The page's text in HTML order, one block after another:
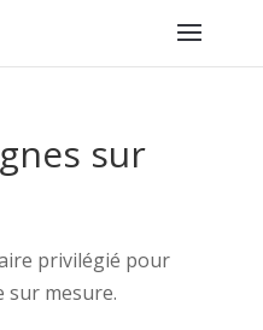
sur
privilégié pour
sur mesure.